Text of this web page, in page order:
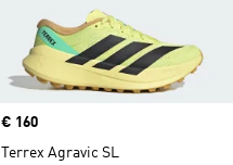
Price
€ 160
Terrex Agravic SL